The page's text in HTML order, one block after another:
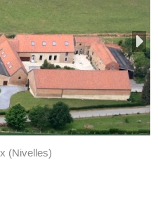
(Nivelles)